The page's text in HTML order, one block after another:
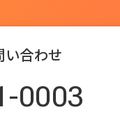
い合わせ
0003